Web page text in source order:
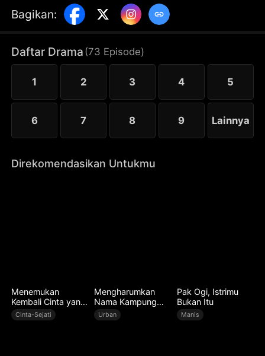
dan mengambil alih posisi CEO perusahaan.
Sementara itu, Alana justru salah menganggap
seorang pria kaya raya.Berbagai kejadian lucu
membuat hubungan Alana dan Nicholas makin
dekat. Akhirnya, kebenaran tentang identitas palsu
Sherly dan orang-orang di sekitarnya terungkap.
Bagikan:
Daftar Drama (73 Episode)
1 2 3 4 5
6 7 8 9 Lainnya
Direkomendasikan Untukmu
Menemukan
Kembali Cinta yang
Hilang
Cinta-Sejati
Mengharumkan
Nama Kampung
Halaman
Urban
Pak Ogi, Istrimu
Bukan Itu
Manis